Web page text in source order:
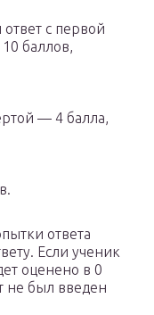
с первой
баллов,
— 4 балла,
ответа
Если ученик
оценено в 0
не был введен